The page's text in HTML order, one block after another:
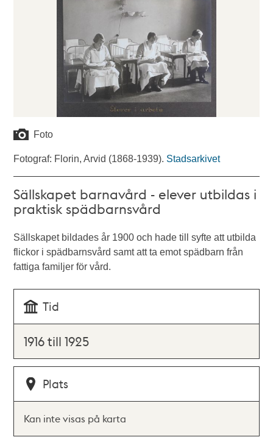
Foto
Fotograf: Florin, Arvid (1868-1939). Stadsarkivet
Sällskapet barnavård - elever utbildas i
praktisk spädbarnsvård
Sällskapet bildades år 1900 och hade till syfte att utbilda
flickor i spädbarnsvård samt att ta emot spädbarn från
fattiga familjer för vård.
Tid
1916 till 1925
Plats
Kan inte visas på karta